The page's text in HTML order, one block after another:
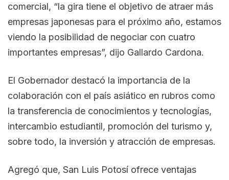
comercial, “la gira tiene el objetivo de atraer más
empresas japonesas para el próximo año, estamos
viendo la posibilidad de negociar con cuatro
importantes empresas”, dijo Gallardo Cardona.
El Gobernador destacó la importancia de la
colaboración con el país asiático en rubros como
la transferencia de conocimientos y tecnologías,
intercambio estudiantil, promoción del turismo y,
sobre todo, la inversión y atracción de empresas.
Agregó que, San Luis Potosí ofrece ventajas